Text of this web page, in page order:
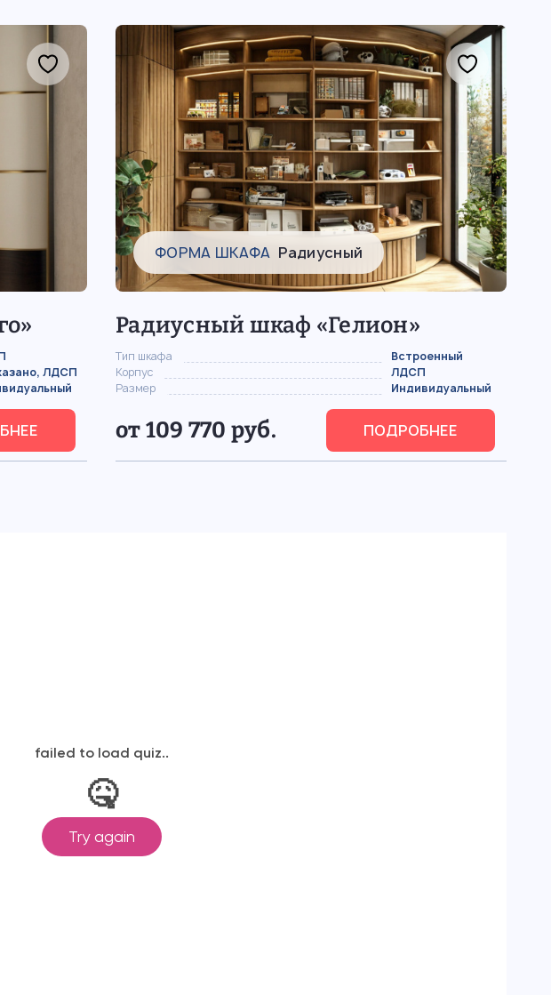
ЛДСП
ФОРМА ШКАФА Радиусный
Радиусный шкаф «Гелион»
Тип шкафа
Встроенный
Корпус
ЛДСП
Размер
Индивидуальный
от 109 770 руб. ПОДРОБНЕЕ